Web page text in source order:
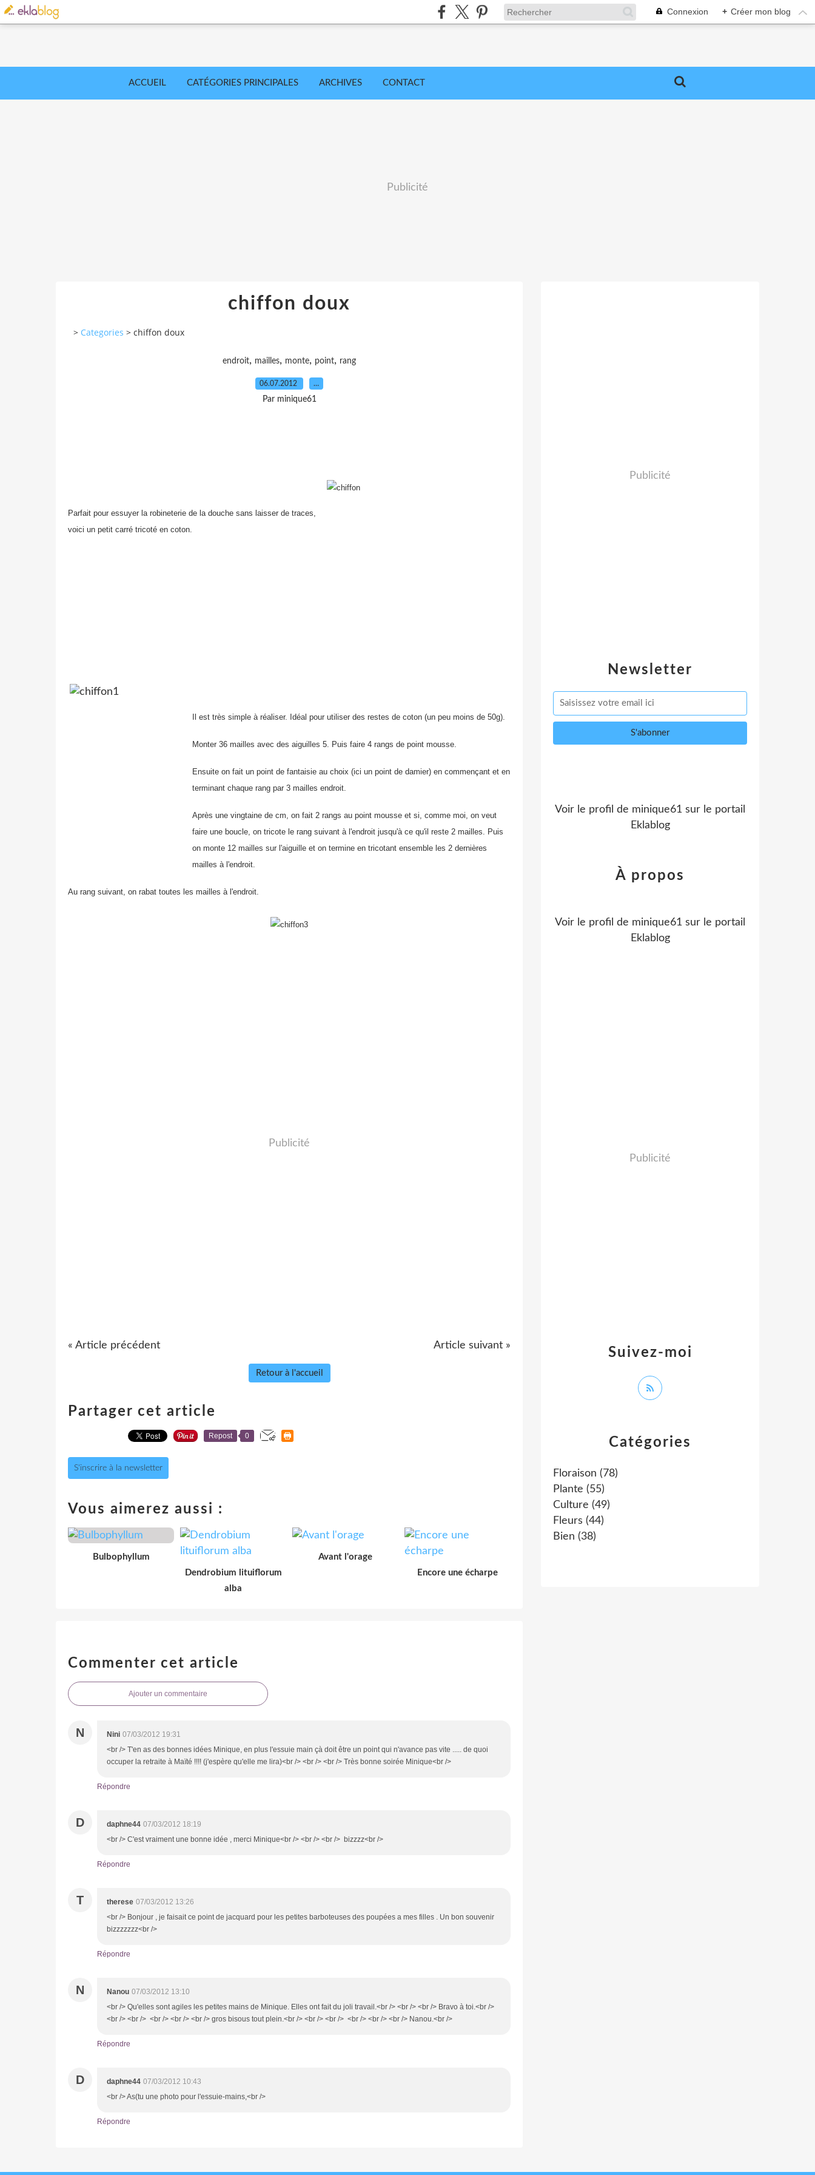
Connexion + Créer mon blog
ACCUEIL CATÉGORIES PRINCIPALES ARCHIVES CONTACT
Publicité
chiffon doux
> Categories > chiffon doux
endroit, mailles, monte, point, rang
06.07.2012 …
Par minique61
Parfait pour essuyer la robineterie de la douche sans laisser de traces,
voici un petit carré tricoté en coton.
Il est très simple à réaliser. Idéal pour utiliser des restes de coton (un peu moins de 50g).
Monter 36 mailles avec des aiguilles 5. Puis faire 4 rangs de point mousse.
Ensuite on fait un point de fantaisie au choix (ici un point de damier) en commençant et en
terminant chaque rang par 3 mailles endroit.
Après une vingtaine de cm, on fait 2 rangs au point mousse et si, comme moi, on veut
faire une boucle, on tricote le rang suivant à l'endroit jusqu'à ce qu'il reste 2 mailles. Puis
on monte 12 mailles sur l'aiguille et on termine en tricotant ensemble les 2 dernières
mailles à l'endroit.
Au rang suivant, on rabat toutes les mailles à l'endroit.
Publicité
« Article précédent Article suivant »
Retour à l'accueil
Partager cet article
Repost 0
S'inscrire à la newsletter
Vous aimerez aussi :
Bulbophyllum
Dendrobium lituiflorum
alba
Avant l'orage
Encore une écharpe
Commenter cet article
Ajouter un commentaire
N Nini 07/03/2012 19:31
<br /> T'en as des bonnes idées Minique, en plus l'essuie main çà doit être un point qui n'avance pas vite ..... de quoi
occuper la retraite à Maïté !!!! (j'espère qu'elle me lira)<br /> <br /> <br /> Très bonne soirée Minique<br />
Répondre
D daphne44 07/03/2012 18:19
<br /> C'est vraiment une bonne idée , merci Minique<br /> <br /> <br /> bizzzz<br />
Répondre
T therese 07/03/2012 13:26
<br /> Bonjour , je faisait ce point de jacquard pour les petites barboteuses des poupées a mes filles . Un bon souvenir
bizzzzzzz<br />
Répondre
N Nanou 07/03/2012 13:10
<br /> Qu'elles sont agiles les petites mains de Minique. Elles ont fait du joli travail.<br /> <br /> <br /> Bravo à toi.<br />
<br /> <br /> <br /> <br /> <br /> gros bisous tout plein.<br /> <br /> <br /> <br /> <br /> <br /> Nanou.<br />
Répondre
D daphne44 07/03/2012 10:43
<br /> As(tu une photo pour l'essuie-mains,<br />
Répondre
Newsletter
Publicité
Catégories
Floraison (78)
Plante (55)
Culture (49)
Fleurs (44)
Bien (38)
Voir le profil de minique61 sur le portail
Eklablog
Suivez-moi
À propos
Voir le profil de minique61 sur le portail
Eklablog
Publicité